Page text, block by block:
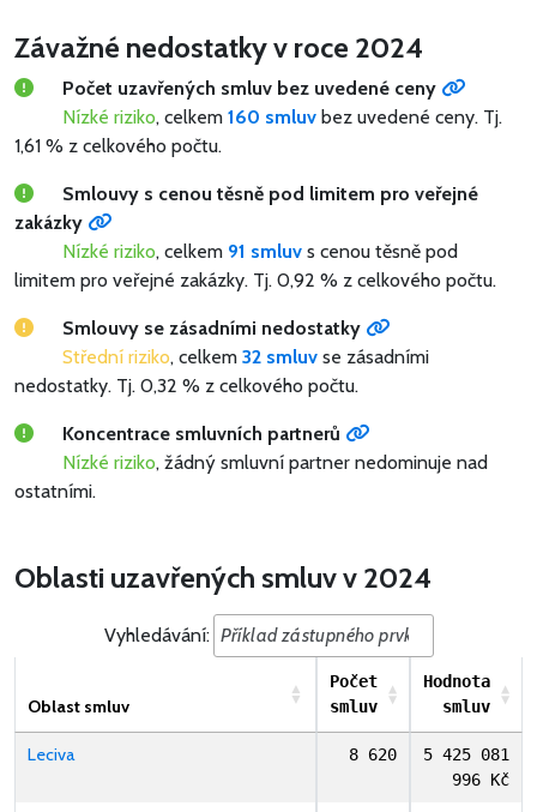
Závažné nedostatky v roce 2024
Počet uzavřených smluv bez uvedené ceny
Nízké riziko, celkem 160 smluv bez uvedené ceny. Tj.
1,61 % z celkového počtu.
Smlouvy s cenou těsně pod limitem pro veřejné
zakázky
Nízké riziko, celkem 91 smluv s cenou těsně pod
limitem pro veřejné zakázky. Tj. 0,92 % z celkového počtu.
Smlouvy se zásadními nedostatky
Střední riziko, celkem 32 smluv se zásadními
nedostatky. Tj. 0,32 % z celkového počtu.
Koncentrace smluvních partnerů
Nízké riziko, žádný smluvní partner nedominuje nad
ostatními.
Oblasti uzavřených smluv v 2024
Vyhledávání:
Oblast smluv
Počet
smluv
Hodnota
smluv
Leciva 8 620
5 425 081
996 Kč